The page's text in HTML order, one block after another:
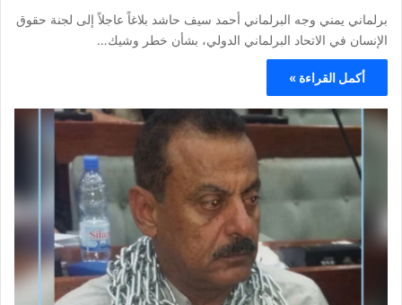
برلماني يمني وجه البرلماني أحمد سيف حاشد بلاغاً عاجلاً إلى لجنة حقوق
الإنسان في الاتحاد البرلماني الدولي، بشأن خطر وشيك…
أكمل القراءة »